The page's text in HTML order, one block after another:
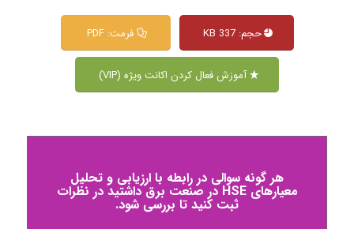
حجم: 337 KB فرمت: PDF
آموزش فعال کردن اکانت ویژه (VIP)
هر گونه سوالی در رابطه با ارزیابی و تحلیل
معیارهای HSE در صنعت برق داشتید در نظرات
ثبت کنید تا بررسی شود.